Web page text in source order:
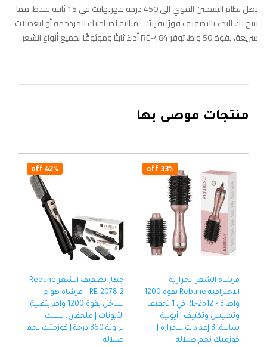
يصل نظام التسخين القوي إلى 450 درجة فهرنهايت في 15 ثانية فقط، مما
يتيح لكِ البدء بالتصفيف فورًا تقريبًا – مثالية لصباحاتكِ المزدحمة أو لتعديلات
سريعة. بقوة 50 واط، توفر RE-484 أداءً ثابتًا وموثوقًا لجميع أنواع الشعر.
منتجات موصى بها
33% off
فرشاة الشعر الحرارية
الاحترافية Rebune بقوة 1200
واط RE-2512 – 3 في 1 تجفيف
وتمليس وتكثيف | أيونية
سالبة، 3 إعدادات للحرارة |
كوزمتك نجم صلاله
42% off
جهاز تصفيف الشعر Rebune
RE-2078-2 – فرشاة هواء
ساخن بقوة 1200 واط بتقنية
الأيونات | ملحقان، سلك
بزاوية 360 درجة | كوزمتك نجم
صلاله